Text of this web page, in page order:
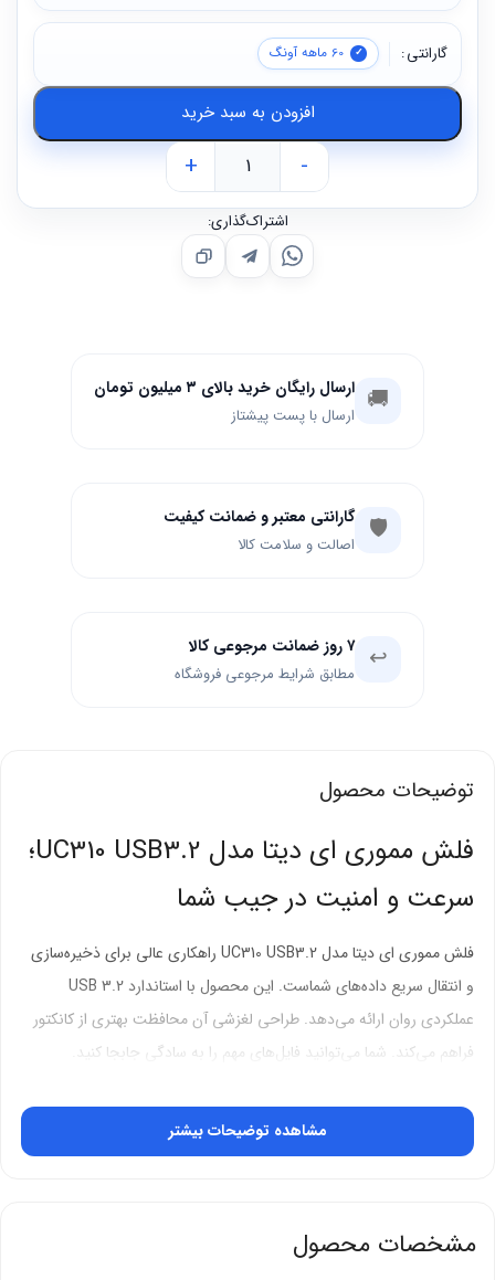
گارانتی 60 ماهه آونگ
-
+
افزودن به سبد خرید
اشتراک‌گذاری:
🚚 ارسال رایگان خرید بالای ۳ میلیون تومان
ارسال با پست پیشتاز
🛡️ گارانتی معتبر و ضمانت کیفیت
اصالت و سلامت کالا
↩️ ۷ روز ضمانت مرجوعی کالا
مطابق شرایط مرجوعی فروشگاه
توضیحات محصول
فلش مموری ای دیتا مدل UC310 USB3.2؛
سرعت و امنیت در جیب شما
فلش مموری ای دیتا مدل UC310 USB3.2 راهکاری عالی برای ذخیره‌سازی
و انتقال سریع داده‌های شماست. این محصول با استاندارد USB 3.2
عملکردی روان ارائه می‌دهد. طراحی لغزشی آن محافظت بهتری از کانکتور
فراهم می‌کند. شما می‌توانید فایل‌های مهم را به سادگی جابجا کنید.
استاندارد USB 3.2 برای سرعت بالا
حجیم را در مدت زمان کوتاهی منتقل می‌کنید. این ویژگی زمان کاری شما را
کاهش می‌دهد و بهره‌وری را بالا می‌برد.
مشاهده توضیحات بیشتر
مشخصات محصول